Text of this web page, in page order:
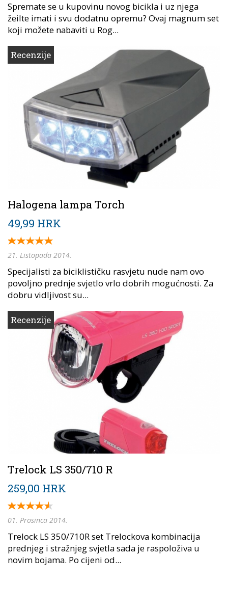
Spremate se u kupovinu novog bicikla i uz njega
žeilte imati i svu dodatnu opremu? Ovaj magnum set
koji možete nabaviti u Rog...
Recenzije
Halogena lampa Torch
49,99 HRK
21. Listopada 2014.
Specijalisti za biciklističku rasvjetu nude nam ovo
povoljno prednje svjetlo vrlo dobrih mogućnosti. Za
dobru vidljivost su...
Recenzije
Trelock LS 350/710 R
259,00 HRK
01. Prosinca 2014.
Trelock LS 350/710R set Trelockova kombinacija
prednjeg i stražnjeg svjetla sada je raspoloživa u
novim bojama. Po cijeni od...